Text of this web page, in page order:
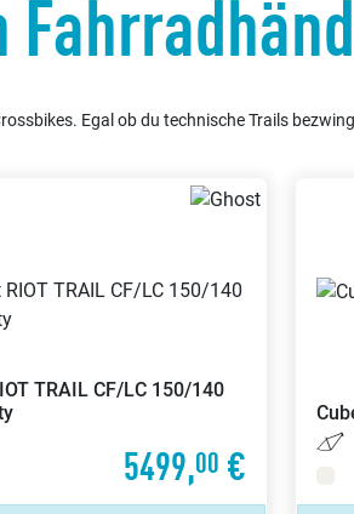
Egal ob du technische Trails
TRAIL CF/LC 150/140
5499,00 €